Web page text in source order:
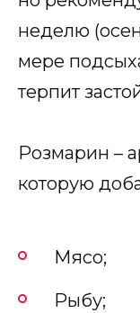
неделю
мере
терпит
Розмарин –
которую
Мясо;
Рыбу;